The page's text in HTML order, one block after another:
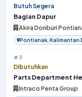
Butuh Segera
Bagian Dapur
Akira Donburi
Pontianak, Kalimantan
#3
Dibutuhkan
Parts Department
Intraco Penta Group